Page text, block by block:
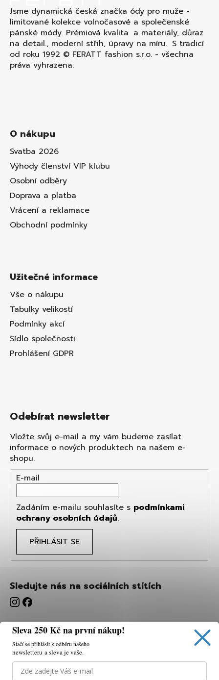
Používáme cookies, abychom vám umožnili pohodlné
prohlížení webu a díky analýze webu neustále zlepšovat
Jsme dynamická česká značka ódy pro muže -
limitované kolekce volnočasové a společenské
pánské módy. Prémiová kvalita a materiály, důraz
na detail., moderní střih, úpravy na míru. S tradicí
od roku 1992 © FERATT fashion s.r.o. - všechna
práva vyhrazena.
O nákupu
Svatba 2026
Výhody členství VIP klubu
Osobní odběry
Doprava a platba
Vrácení a reklamace
Obchodní podmínky
Užitečné informace
Vše o nákupu
Tabulky velikostí
Podmínky akcí
Sídlo společnosti
Prohlášení GDPR
Odebírat newsletter
Vložte svůj e-mail a my vám budeme zasílat
informace o nových produktech na našem e-
shopu.
E-mail
Zadáním e-mailu souhlasíte s podmínkami
ochrany osobních údajů.
PŘIHLÁSIT SE
Sledujte nás na sociálních stítích
Sleva 250 Kč na první nákup!
Stačí se přihlásit k odběru našeho
newsletteru a sleva je vaše.